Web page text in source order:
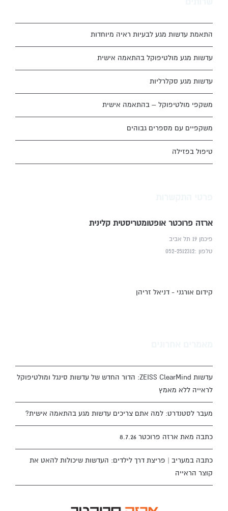
התאמת עדשות מגע לבעיות ראיה מיוחדות
עדשות מגע מולטיפוקל בהתאמה אישית
עדשות מגע סקלרליות
משקפי מולטיפוקל – בהתאמה אישית
משקפיים עם מספרים גבוהים
טיפול בפזילה
ארזה פרוכטר אופטומטריסטית קלינית
פיכמן 19 תל אביב
טלפון :052-2512312
קידום אורגני - דניאל זריהן
עדשות ZEISS ClearMind: הדור החדש של עדשות סינגל ומולטיפוקל
לראייה ללא מאמץ
מעבר לסטנדרט: למה אתם צריכים עדשות מגע בהתאמה אישית?
כתבה מאת ארזה פרוכטר 8.7.26
כתבה במעריב | פריצת דרך לילדים: העדשות שיכולות להאט את
קוצר הראייה